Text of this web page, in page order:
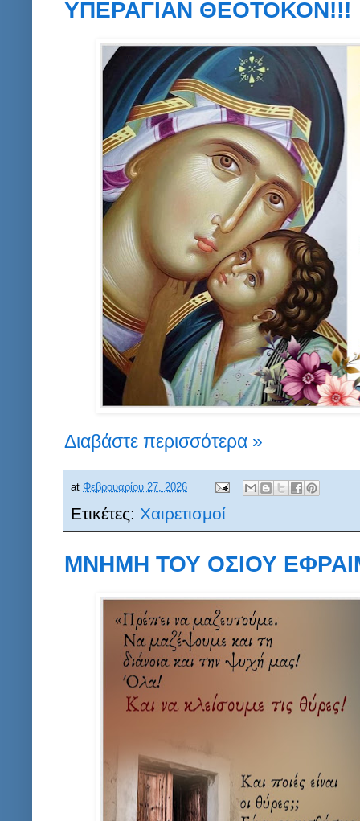
ΥΠΕΡΑΓΙΑΝ ΘΕΟΤΟΚΟΝ!!!
Διαβάστε περισσότερα »
at Φεβρουαρίου 27, 2026
Ετικέτες: Χαιρετισμοί
ΜΝΗΜΗ ΤΟΥ ΟΣΙΟΥ